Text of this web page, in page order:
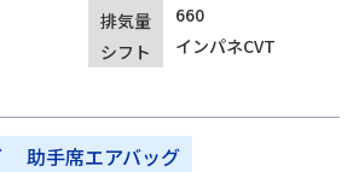
排気量
660
シフト
インパネCVT
助手席エアバッグ